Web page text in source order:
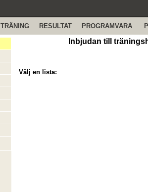
TRÄNING RESULTAT PROGRAMVARA
Inbjudan till
Välj en lista: